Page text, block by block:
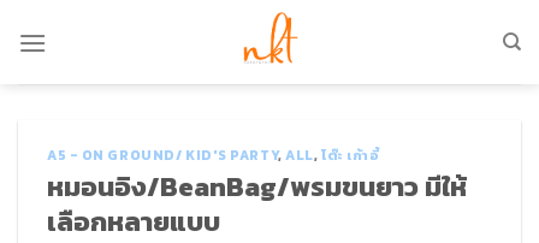
A5 - ON GROUND/ KID'S PARTY,ALL,โต๊ะ เก้าอี้
หมอนอิง/BeanBag/พรมขนยาว มีให้
เลือกหลายแบบ